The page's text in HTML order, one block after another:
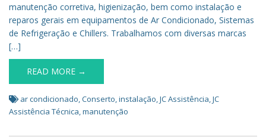
manutenção corretiva, higienização, bem como instalação e
reparos gerais em equipamentos de Ar Condicionado, Sistemas
de Refrigeração e Chillers. Trabalhamos com diversas marcas
[…]
READ MORE →
ar condicionado,Conserto,instalação,JC Assistência,JC
Assistência Técnica,manutenção